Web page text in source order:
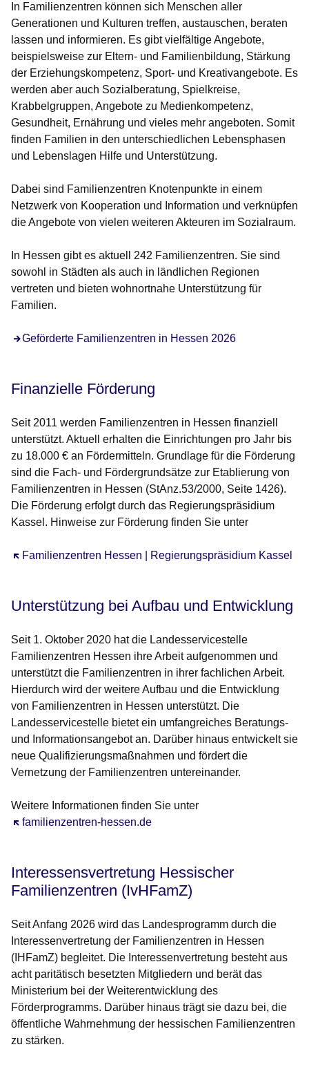
In Familienzentren können sich Menschen aller
Generationen und Kulturen treffen, austauschen, beraten
lassen und informieren. Es gibt vielfältige Angebote,
beispielsweise zur Eltern- und Familienbildung, Stärkung
der Erziehungskompetenz, Sport- und Kreativangebote. Es
werden aber auch Sozialberatung, Spielkreise,
Krabbelgruppen, Angebote zu Medienkompetenz,
Gesundheit, Ernährung und vieles mehr angeboten. Somit
finden Familien in den unterschiedlichen Lebensphasen
und Lebenslagen Hilfe und Unterstützung.
Dabei sind Familienzentren Knotenpunkte in einem
Netzwerk von Kooperation und Information und verknüpfen
die Angebote von vielen weiteren Akteuren im Sozialraum.
In Hessen gibt es aktuell 242 Familienzentren. Sie sind
sowohl in Städten als auch in ländlichen Regionen
vertreten und bieten wohnortnahe Unterstützung für
Familien.
Geförderte Familienzentren in Hessen 2026
Öffnet sich in einem neuen Fenster
Finanzielle Förderung
Seit 2011 werden Familienzentren in Hessen finanziell
unterstützt. Aktuell erhalten die Einrichtungen pro Jahr bis
zu 18.000 € an Fördermitteln. Grundlage für die Förderung
sind die Fach- und Fördergrundsätze zur Etablierung von
Familienzentren in Hessen (StAnz.53/2000, Seite 1426).
Die Förderung erfolgt durch das Regierungspräsidium
Kassel. Hinweise zur Förderung finden Sie unter
Familienzentren Hessen | Regierungspräsidium Kassel
Öffnet sich in einem neuen Fenster
Unterstützung bei Aufbau und Entwicklung
Seit 1. Oktober 2020 hat die Landesservicestelle
Familienzentren Hessen ihre Arbeit aufgenommen und
unterstützt die Familienzentren in ihrer fachlichen Arbeit.
Hierdurch wird der weitere Aufbau und die Entwicklung
von Familienzentren in Hessen unterstützt. Die
Landesservicestelle bietet ein umfangreiches Beratungs-
und Informationsangebot an. Darüber hinaus entwickelt sie
neue Qualifizierungsmaßnahmen und fördert die
Vernetzung der Familienzentren untereinander.
Weitere Informationen finden Sie unter
familienzentren-hessen.de
Öffnet sich in einem neuen Fenster
Interessensvertretung Hessischer
Familienzentren (IvHFamZ)
Seit Anfang 2026 wird das Landesprogramm durch die
Interessenvertretung der Familienzentren in Hessen
(IHFamZ) begleitet. Die Interessenvertretung besteht aus
acht paritätisch besetzten Mitgliedern und berät das
Ministerium bei der Weiterentwicklung des
Förderprogramms. Darüber hinaus trägt sie dazu bei, die
öffentliche Wahrnehmung der hessischen Familienzentren
zu stärken.